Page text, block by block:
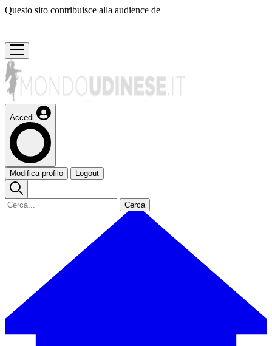
Questo sito contribuisce alla audience de
Accedi
Modifica profilo Logout
Cerca